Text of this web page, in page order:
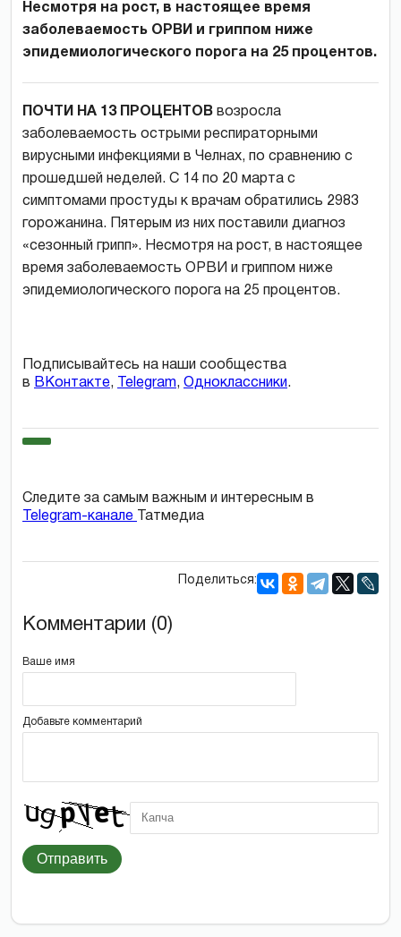
Несмотря на рост, в настоящее время
заболеваемость ОРВИ и гриппом ниже
эпидемиологического порога на 25 процентов.
ПОЧТИ НА 13 ПРОЦЕНТОВ возросла
заболеваемость острыми респираторными
вирусными инфекциями в Челнах, по сравнению с
прошедшей неделей. С 14 по 20 марта с
симптомами простуды к врачам обратились 2983
горожанина. Пятерым из них поставили диагноз
«сезонный грипп». Несмотря на рост, в настоящее
время заболеваемость ОРВИ и гриппом ниже
эпидемиологического порога на 25 процентов.
Подписывайтесь на наши сообщества
в ВКонтакте, Telegram, Одноклассники.
Следите за самым важным и интересным в
Telegram-канале
Татмедиа
Поделиться:
Комментарии (0)
Ваше имя
Добавьте комментарий
Отправить